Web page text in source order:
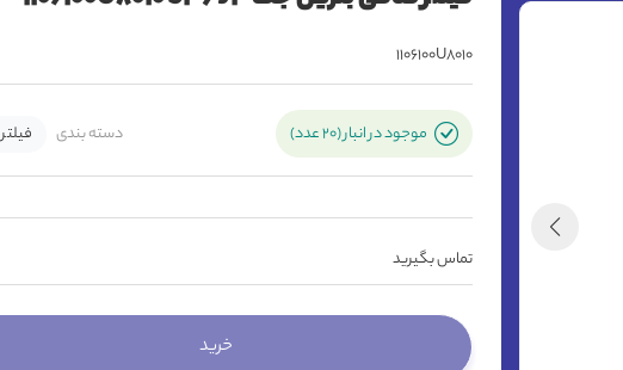
1106100U8010
موجود در انبار (20 عدد) دسته بندی
تماس بگیرید